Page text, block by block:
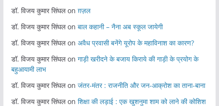
डॉ. विजय कुमार सिंघलon ग़ज़ल
डॉ. विजय कुमार सिंघलon बाल कहानी – नैना अब स्कूल जायेगी
डॉ. विजय कुमार सिंघलon अवैध प्रवासी बनेंगे यूरोप के महाविनाश का कारण?
डॉ. विजय कुमार सिंघलon गाड़ी खरीदने के बजाय किराये की गाड़ी के प्रयोग के
बहुआयामी लाभ
डॉ. विजय कुमार सिंघलon जंतर-मंतर : राजनीति और जन-आक्रोश का ताना-बाना
डॉ. विजय कुमार सिंघलon शिक्षा की लड़ाई : एक खुशनुमा शाम को लाने की कोशिश